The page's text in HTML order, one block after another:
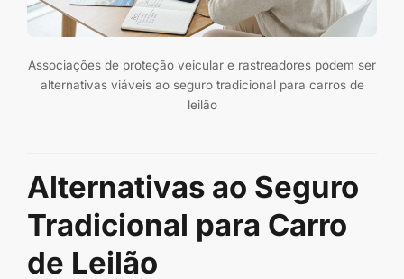
Associações de proteção veicular e rastreadores podem ser
alternativas viáveis ao seguro tradicional para carros de
leilão
Alternativas ao Seguro
Tradicional para Carro
de Leilão